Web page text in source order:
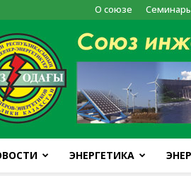
О союзе
ЭНЕРГЕТИКА